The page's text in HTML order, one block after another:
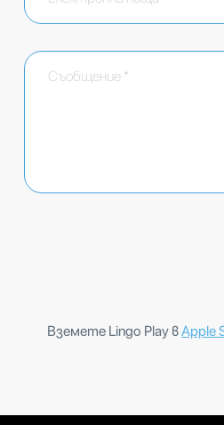
Вземете Lingo Play вApple